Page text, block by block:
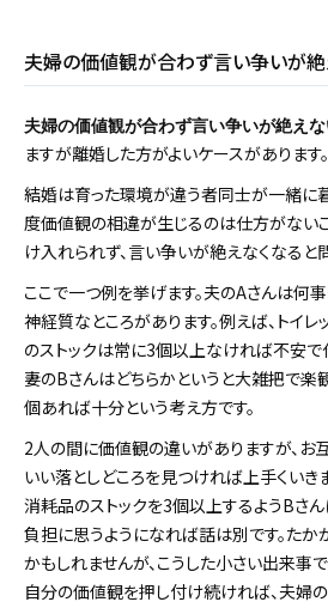
夫婦の価値観が合わず言い争いが
夫婦の価値観が合わず言い争いが絶え
ますが離婚した方がよいケースがあります。
結婚は育った環境が違う者同士が一緒に
度価値観の相違が生じるのは仕方がないこ
け入れられず、言い争いが絶えなくなると
ここで一つ例を挙げます。夫のAさんは何
神経質なところがあります。例えば、トイ
のストックは常に3個以上なければ不安で
妻のBさんはどちらかというと大雑把で楽
個あれば十分という考え方です。
2人の間に価値観の違いがありますが、お
いい落としどころを見つければ上手くいき
消耗品のストックを3個以上するようBさ
負担に思うようになれば話は別です。た
かもしれませんが、こうした小さい出来事
自分の価値観を押し付け続ければ、夫婦